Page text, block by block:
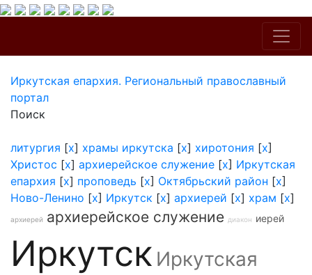
Иркутская епархия. Региональный православный
портал
Поиск
литургия [x] храмы иркутска [x] хиротония [x]
Христос [x] архиерейское служение [x] Иркутская
епархия [x] проповедь [x] Октябрьский район [x]
Ново-Ленино [x] Иркутск [x] архиерей [x] храм [x]
архиерей архиерейское служение диакон иерей
Иркутск Иркутская